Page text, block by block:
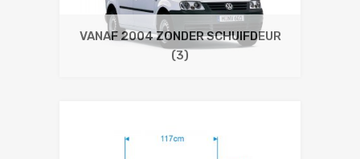
VANAF 2004 ZONDER SCHUIFDEUR
(3)